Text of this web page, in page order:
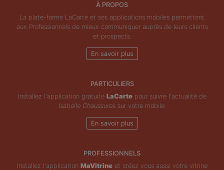
À PROPOS
La plate-forme LaCarte et ses applications mobiles permettent
aux Professionnels de mieux communiquer auprès de leurs clients
et prospects.
En savoir plus
PARTICULIERS
Installez l'application gratuite LaCartepour suivre l'actualité de
Isabelle Chaussuressur votre mobile.
En savoir plus
PROFESSIONNELS
Installez l'application MaVitrineet créez vous aussi votre vitrine